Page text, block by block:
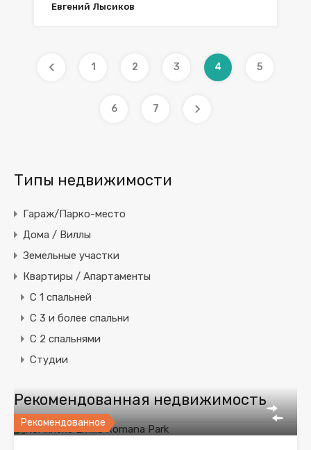
Евгений Лысиков
1 2 3 4 5
6 7
Типы недвижимости
Гараж/Парко-место
Дома / Виллы
Земельные участки
Квартиры / Апартаменты
C 1 спальней
C 3 и более спальни
С 2 спальнями
Студии
Рекомендованная недвижимость
Рекомендованное